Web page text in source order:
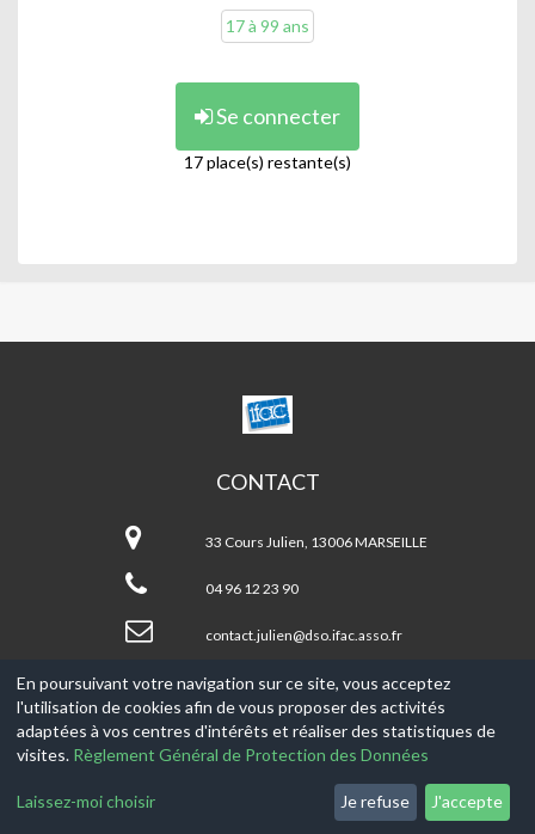
17 à 99 ans
Se connecter
17 place(s) restante(s)
CENTRE
SOCIAL
DAME
DU
LODI
CONTACT
social
JULIEN/NOTRE
DAME
MONT
LODI
33 Cours Julien, 13006 MARSEILLE
04 96 12 23 90
contact.julien@dso.ifac.asso.fr
© 2017-2026, Ce site est propulsé par Aniapps.fr
CGV
En poursuivant votre navigation sur ce site, vous acceptez
l'utilisation de cookies afin de vous proposer des activités
adaptées à vos centres d'intérêts et réaliser des statistiques de
visites. Règlement Général de Protection des Données
Laissez-moi choisir Je refuse J'accepte